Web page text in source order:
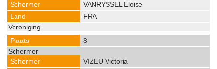
VANRYSSEL Eloise
FRA
8
VIZEU Victoria